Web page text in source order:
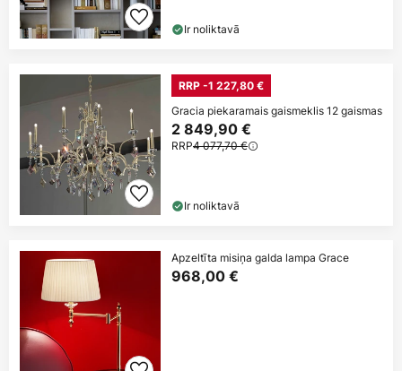
Ir noliktavā
RRP -1 227,80 €
Gracia piekaramais gaismeklis 12 gaismas
2 849,90 €
RRP4 077,70 €
Ir noliktavā
Apzeltīta misiņa galda lampa Grace
968,00 €